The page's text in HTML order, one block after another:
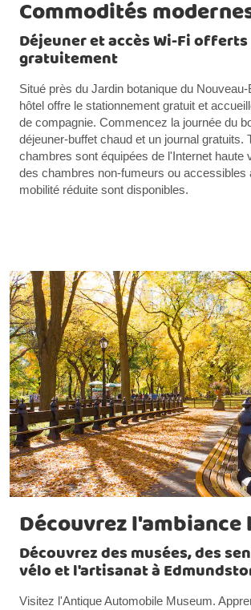
Commodités
Déjeuner et accès Wi-Fi offerts
gratuitement
Situé près du Jardin botanique du
hôtel offre le stationnement gratuit et
de compagnie. Commencez la journée du
déjeuner-buffet chaud et un journal gratuits.
chambres sont équipées de l'Internet haute
des chambres non-fumeurs ou accessibles
mobilité réduite sont disponibles.
Découvrez l'ambiance
Découvrez des musées, des
vélo et l'artisanat à
Visitez l'Antique Automobile Museum.